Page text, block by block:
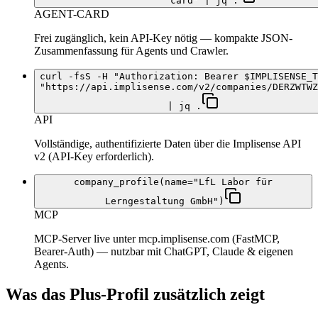
AGENT-CARD
Frei zugänglich, kein API-Key nötig — kompakte JSON-
Zusammenfassung für Agents und Crawler.
curl -fsS -H "Authorization: Bearer
"https://api.implisense.com/v2/companies/
| jq .
API
Vollständige, authentifizierte Daten über die Implisense API
v2 (API-Key erforderlich).
company_profile(name="LfL Labor für
Lerngestaltung GmbH")
MCP
MCP-Server live unter mcp.implisense.com (FastMCP,
Bearer-Auth) — nutzbar mit ChatGPT, Claude & eigenen
Agents.
Was das Plus-Profil zusätzlich zeigt